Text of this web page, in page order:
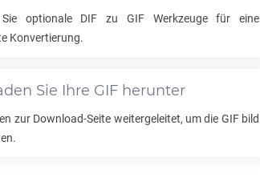
optionale DIF zu GIFWerkzeuge für eine
Konvertierung.
Sie Ihre GIF herunter
zur Download-Seite weitergeleitet, um die GIFbild